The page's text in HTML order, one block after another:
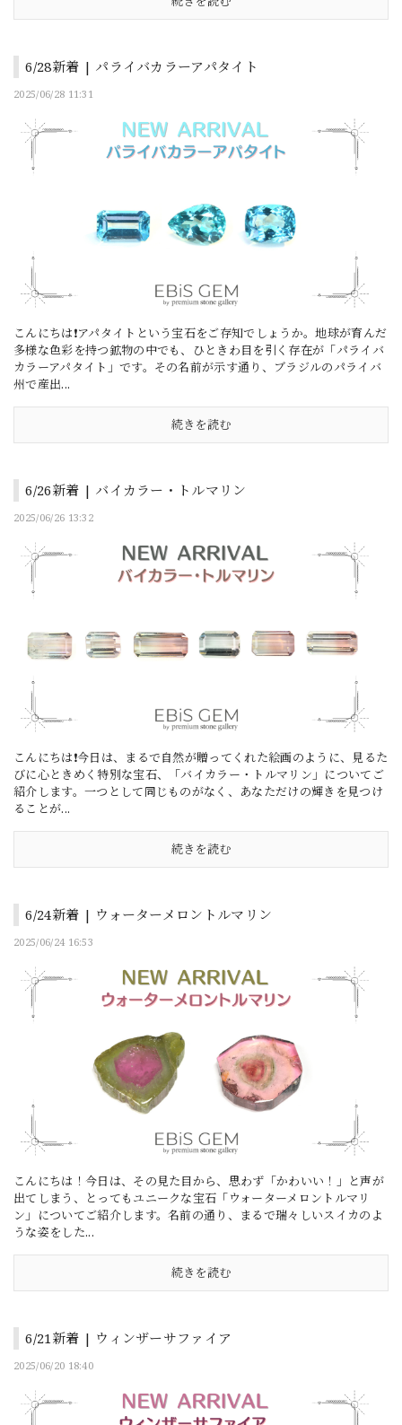
6/28新着 | パライバカラーアパタイト
2025/06/28 11:31
こんにちは❗アパタイトという宝石をご存知でしょうか。地球が育んだ
多様な色彩を持つ鉱物の中でも、ひときわ目を引く存在が「パライバ
カラーアパタイト」です。その名前が示す通り、ブラジルのパライバ
州で産出...
続きを読む
6/26新着 | バイカラー・トルマリン
2025/06/26 13:32
こんにちは❗今日は、まるで自然が贈ってくれた絵画のように、見るた
びに心ときめく特別な宝石、「バイカラー・トルマリン」についてご
紹介します。一つとして同じものがなく、あなただけの輝きを見つけ
ることが...
続きを読む
6/24新着 | ウォーターメロントルマリン
2025/06/24 16:53
こんにちは！今日は、その見た目から、思わず「かわいい！」と声が
出てしまう、とってもユニークな宝石「ウォーターメロントルマリ
ン」についてご紹介します。名前の通り、まるで瑞々しいスイカのよ
うな姿をした...
続きを読む
6/21新着 | ウィンザーサファイア
2025/06/20 18:40